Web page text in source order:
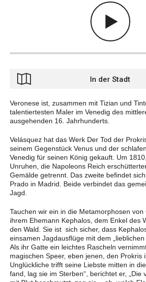
In der Stadt
Veronese ist, zusammen mit Tizian und
talentiertesten Maler im Venedig des
ausgehenden 16. Jahrhunderts.
Velásquez hat das Werk Der Tod der
seinem Gegenstück Venus und der
Venedig für seinen König gekauft. Um
Unruhen, die Napoleons Reich
Gemälde getrennt. Das zweite befindet
Prado in Madrid. Beide verbindet das
Jagd.
Tauchen wir ein in die Metamorphosen von
ihrem Ehemann Kephalos, dem Enkel des
den Wald. Sie ist sich sicher, dass
einsamen Jagdausflüge mit dem „lieblichen
Als ihr Gatte ein leichtes Rascheln
magischen Speer, eben jenen, den Prokris
Unglückliche trifft seine Liebste mitten in
fand, lag sie im Sterben“, berichtet er, „Die